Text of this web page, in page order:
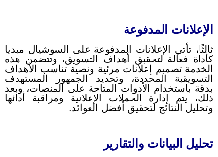
الإعلانات المدفوعة
ثالثًا، تأتي الإعلانات المدفوعة على السوشيال ميديا
كأداة فعالة لتحقيق أهداف التسويق، وتتضمن هذه
الخدمة تصميم إعلانات مرئية ونصية تناسب الأهداف
التسويقية المحددة، وتحديد الجمهور المستهدف
بدقة باستخدام الأدوات المتاحة على المنصات، وبعد
ذلك، يتم إدارة الحملات الإعلانية ومراقبة أدائها
وتحليل النتائج لتحقيق أفضل العوائد.
تحليل البيانات والتقارير